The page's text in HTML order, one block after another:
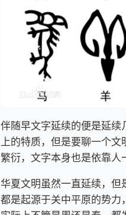
伴随早文字延续的便是延
上的特质，但是要聊一个
繁衍，文字本身也是依靠人
华夏文明虽然一直延续，
都是起源于关中平原的势力